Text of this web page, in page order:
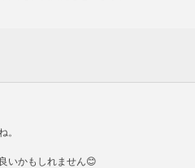
。
いかもしれません😊